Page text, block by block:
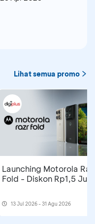
Lihat semua promo
Launching Motorola
Fold - Diskon Rp1,5 Juta
13 Jul 2026 - 31 Agu 2026